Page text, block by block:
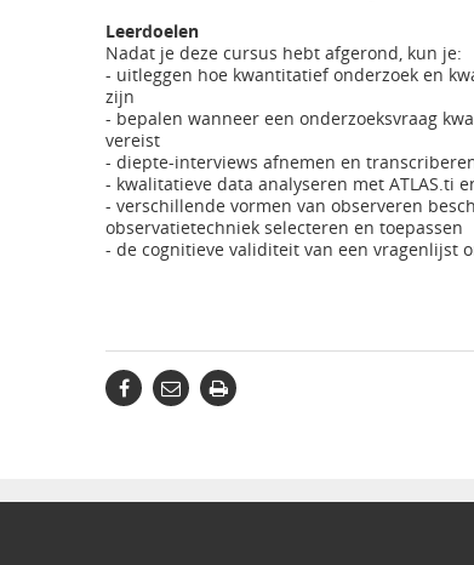
Leerdoelen
Nadat je deze cursus hebt afgerond, kun je:
- uitleggen hoe kwantitatief onderzoek en
zijn
- bepalen wanneer een onderzoeksvraag
vereist
- diepte-interviews afnemen en
- kwalitatieve data analyseren met ATLAS.ti
- verschillende vormen van observeren
observatietechniek selecteren en toepassen
- de cognitieve validiteit van een vragenlijst